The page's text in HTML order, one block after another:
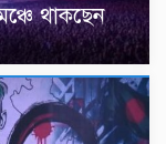
থাকছেন